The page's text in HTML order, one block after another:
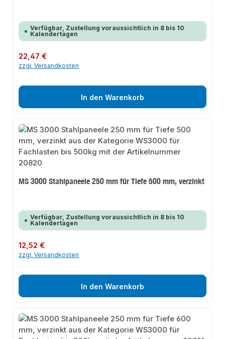
Verfügbar, Zustellung voraussichtlich in 8 bis 10
Kalendertagen
Regulärer Preis:
22,47 €
zzgl. Versandkosten
In den Warenkorb
MS 3000 Stahlpaneele 250 mm für Tiefe 500 mm, verzinkt
Verfügbar, Zustellung voraussichtlich in 8 bis 10
Kalendertagen
Regulärer Preis:
12,52 €
zzgl. Versandkosten
In den Warenkorb